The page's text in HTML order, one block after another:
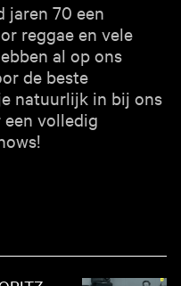
jaren 70 een
reggae en vele
al op ons
de beste
natuurlijk in bij ons
volledig